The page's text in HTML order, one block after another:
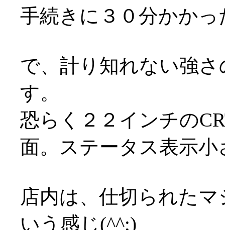
手続きに３０分かか
で、計り知れない強
す。
恐らく２２インチの
面。ステータス表示
店内は、仕切られた
いう感じ(^^;)